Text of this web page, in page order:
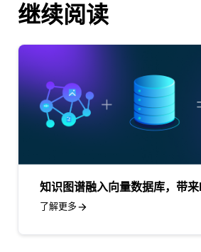
继续阅读
知识图谱融入向量数据库，带
了解更多